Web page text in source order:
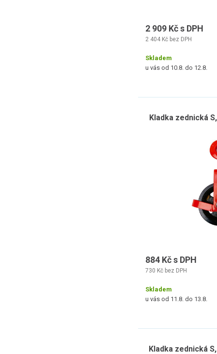
2 909 Kč s DPH
2 404 Kč bez DPH
Skladem
u vás od 10.8. do 12.8.
Kladka zednická
884 Kč s DPH
730 Kč bez DPH
Skladem
u vás od 11.8. do 13.8.
Kladka zednická